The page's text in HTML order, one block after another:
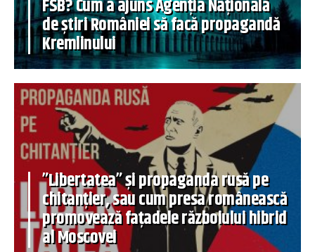
FSB? Cum a ajuns Agenția Națională
de știri României să facă propagandă
Kremlinului
”Libertatea” și propaganda rusă pe
chitanțier, sau cum presa românească
promovează fațadele războiului hibrid
al Moscovei